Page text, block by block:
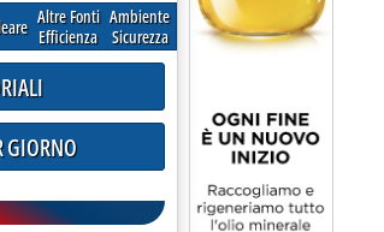
Altre Fonti
Efficienza
Ambiente
Sicurezza
GIORNO